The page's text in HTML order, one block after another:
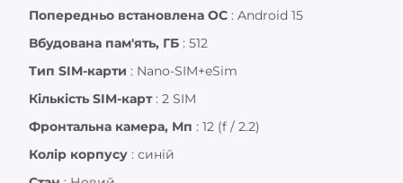
Попередньо встановлена ОС : Android 15
Вбудована пам'ять, ГБ : 512
Тип SIM-карти : Nano-SIM+eSim
Кількість SIM-карт: 2 SIM
Фронтальна камера, Мп : 12 (f / 2.2)
Колір корпусу : синій